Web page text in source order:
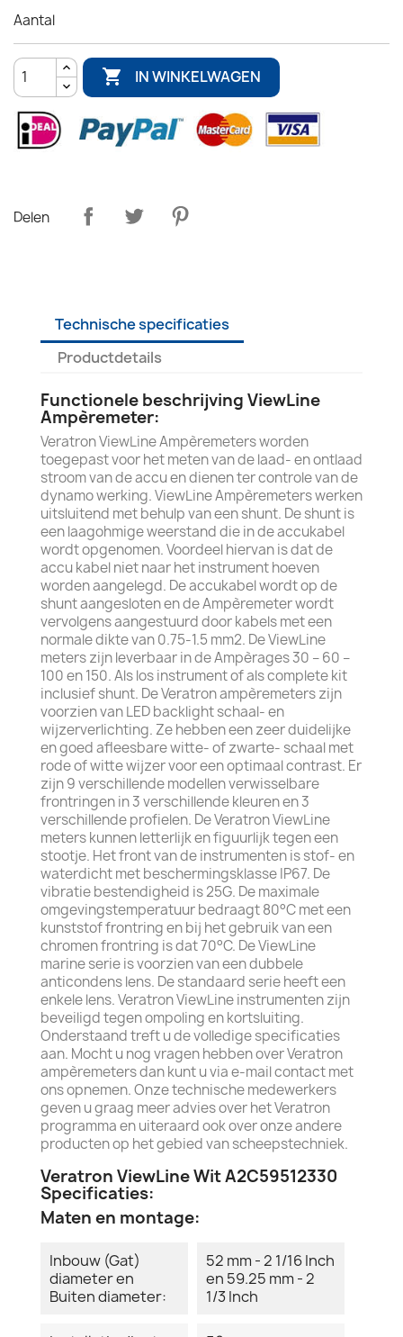
Aantal
 IN WINKELWAGEN
Delen
Technische specificaties
Productdetails
Functionele beschrijving ViewLine
Ampèremeter:
Veratron ViewLine Ampèremeters worden
toegepast voor het meten van de laad- en ontlaad
stroom van de accu en dienen ter controle van de
dynamo werking. ViewLine Ampèremeters werken
uitsluitend met behulp van een shunt. De shunt is
een laagohmige weerstand die in de accukabel
wordt opgenomen. Voordeel hiervan is dat de
accu kabel niet naar het instrument hoeven
worden aangelegd. De accukabel wordt op de
shunt aangesloten en de Ampèremeter wordt
vervolgens aangestuurd door kabels met een
normale dikte van 0.75-1.5 mm2. De ViewLine
meters zijn leverbaar in de Ampèrages 30 – 60 –
100 en 150. Als los instrument of als complete kit
inclusief shunt. De Veratron ampèremeters zijn
voorzien van LED backlight schaal- en
wijzerverlichting. Ze hebben een zeer duidelijke
en goed afleesbare witte- of zwarte- schaal met
rode of witte wijzer voor een optimaal contrast. Er
zijn 9 verschillende modellen verwisselbare
frontringen in 3 verschillende kleuren en 3
verschillende profielen. De Veratron ViewLine
meters kunnen letterlijk en figuurlijk tegen een
stootje. Het front van de instrumenten is stof- en
waterdicht met beschermingsklasse IP67. De
vibratie bestendigheid is 25G. De maximale
omgevingstemperatuur bedraagt 80°C met een
kunststof frontring en bij het gebruik van een
chromen frontring is dat 70°C. De ViewLine
marine serie is voorzien van een dubbele
anticondens lens. De standaard serie heeft een
enkele lens. Veratron ViewLine instrumenten zijn
beveiligd tegen ompoling en kortsluiting.
Onderstaand treft u de volledige specificaties
aan. Mocht u nog vragen hebben over Veratron
ampèremeters dan kunt u via e-mail contact met
ons opnemen. Onze technische medewerkers
geven u graag meer advies over het Veratron
programma en uiteraard ook over onze andere
producten op het gebied van scheepstechniek.
Veratron ViewLine Wit A2C59512330
Specificaties:
Maten en montage:
Inbouw (Gat)
diameter en
Buiten diameter:
52 mm - 2 1/16 Inch
en 59.25 mm - 2
1/3 Inch